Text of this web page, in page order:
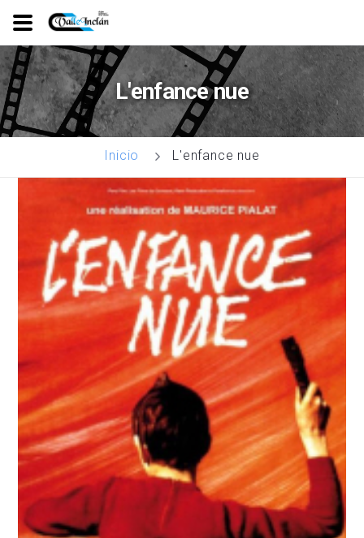
Ir
o
contido
principal
L'enfance nue
Inicio L'enfance nue